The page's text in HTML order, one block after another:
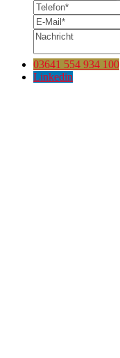
03641 554 934 100
Linkedin